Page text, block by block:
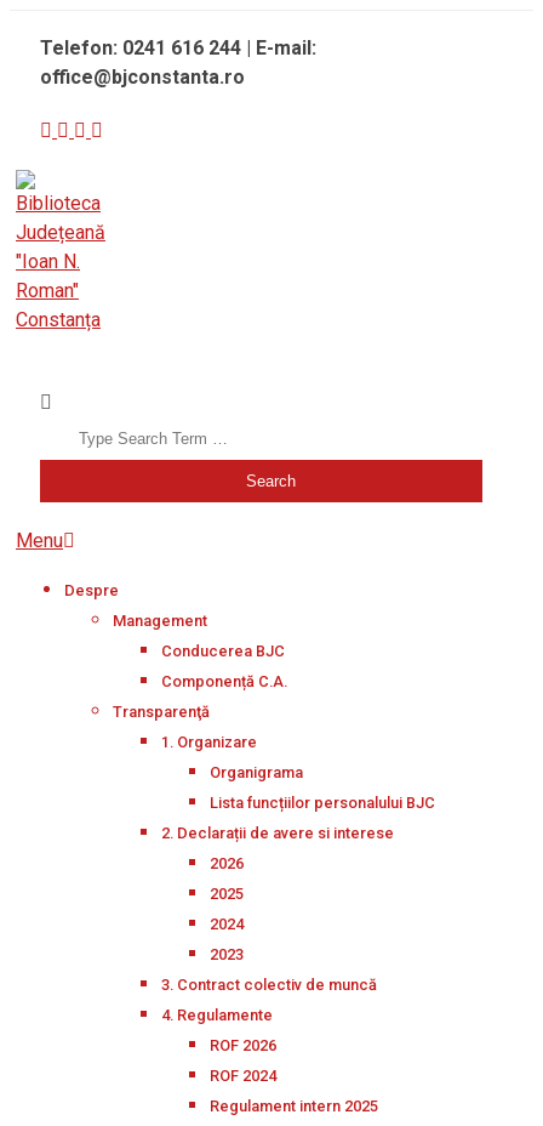
content
Telefon: 0241 616 244 | E-mail:
office@bjconstanta.ro
Search
Secondary
Menu
Menu
Despre
Management
Conducerea BJC
Componență C.A.
Transparenţă
1. Organizare
Organigrama
Lista funcțiilor personalului BJC
2. Declarații de avere si interese
2026
2025
2024
2023
3. Contract colectiv de muncă
4. Regulamente
ROF 2026
ROF 2024
Regulament intern 2025